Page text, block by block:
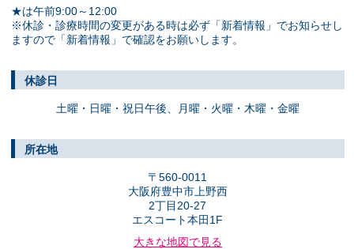
★は午前9:00～12:00
※休診・診療時間の変更がある時は必ず「新着情報」でお知らせし
ますので「新着情報」で確認をお願いします。
休診日
土曜・日曜・祝日午後、 月曜・火曜・木曜・金曜
所在地
〒560-0011
大阪府豊中市上野西
2丁目20-27
エスコート本田1F
大きな地図で見る